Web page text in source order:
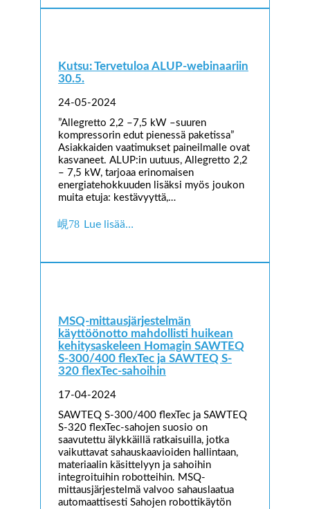
Kutsu: Tervetuloa ALUP-webinaariin
30.5.
24-05-2024
”Allegretto 2,2 –7,5 kW ­–suuren
kompressorin edut pienessä paketissa”
Asiakkaiden vaatimukset paineilmalle ovat
kasvaneet. ALUP:in uutuus, Allegretto 2,2
– 7,5 kW, tarjoaa erinomaisen
energiatehokkuuden lisäksi myös joukon
muita etuja: kestävyyttä,…
Lue lisää…
MSQ-mittausjärjestelmän
käyttöönotto mahdollisti huikean
kehitysaskeleen Homagin SAWTEQ
S-300/400 flexTec ja SAWTEQ S-
320 flexTec-sahoihin
17-04-2024
SAWTEQ S-300/400 flexTec ja SAWTEQ
S-320 flexTec-sahojen suosio on
saavutettu älykkäillä ratkaisuilla, jotka
vaikuttavat sahauskaavioiden hallintaan,
materiaalin käsittelyyn ja sahoihin
integroituihin robotteihin. MSQ-
mittausjärjestelmä valvoo sahauslaatua
automaattisesti Sahojen robottikäytön